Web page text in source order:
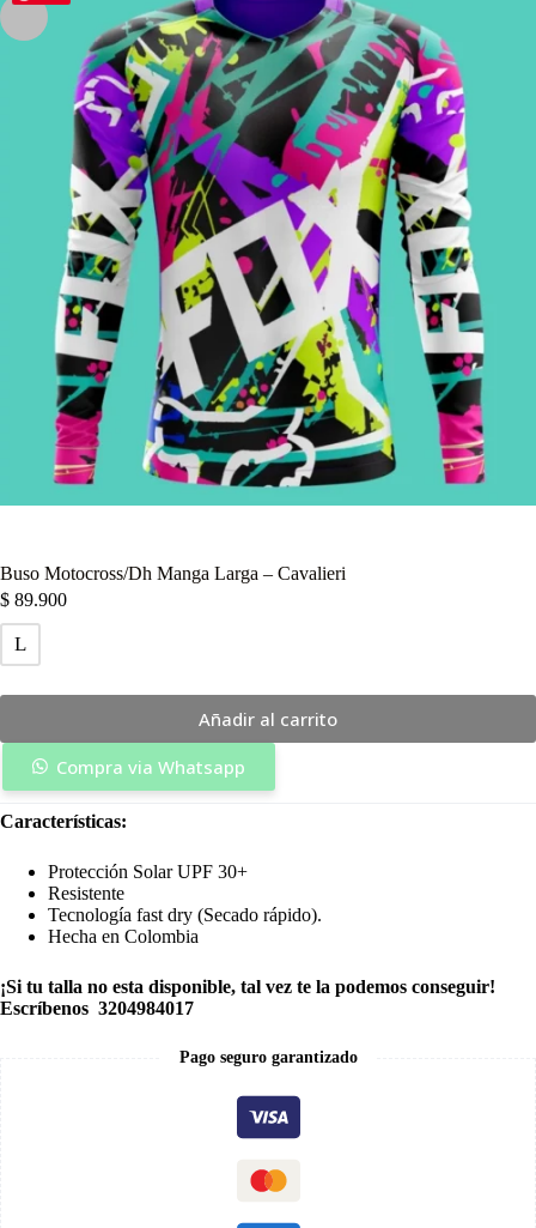
Buso Motocross/Dh Manga Larga – Cavalieri
$ 89.900
L
Añadir al carrito
Compra via Whatsapp
Características:
Protección Solar UPF 30+
Resistente
Tecnología fast dry (Secado rápido).
Hecha en Colombia
¡Si tu talla no esta disponible, tal vez te la podemos conseguir!
Escríbenos 3204984017
Pago seguro garantizado